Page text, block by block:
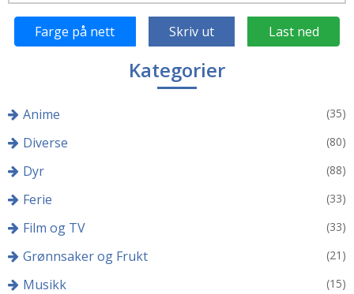
Farge på nett Skriv ut Last ned
Kategorier
Anime (35)
Diverse (80)
Dyr (88)
Ferie (33)
Film og TV (33)
Grønnsaker og Frukt (21)
Musikk (15)